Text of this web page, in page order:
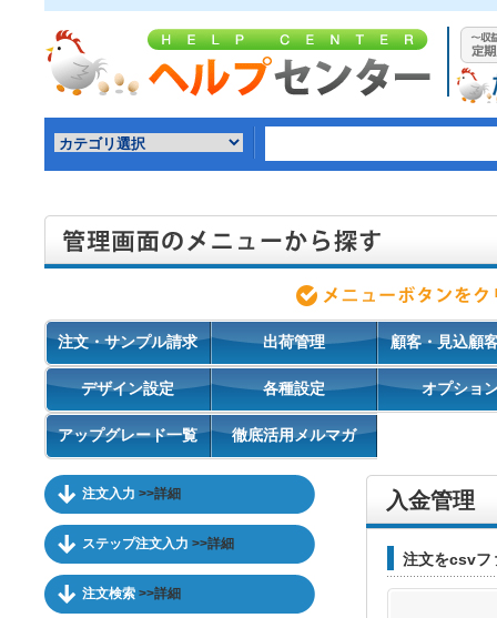
注文・サンプル請求 出荷管理 顧客・見込顧
デザイン設定 各種設定 オプショ
アップグレード一覧 徹底活用メルマガ
注文入力 >>詳細
ステップ注文入力 >>詳細
注文検索 >>詳細
入金管理
注文をcsvフ